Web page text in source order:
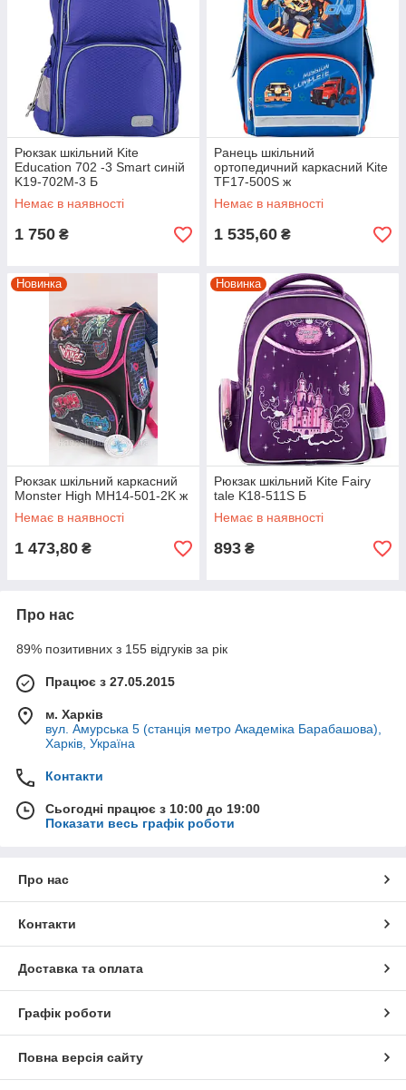
Рюкзак шкільний Kite
Education 702 -3 Smart синій
K19-702M-3 Б
Немає в наявності
1 750 ₴
Ранець шкільний
ортопедичний каркасний Kite
TF17-500S ж
Немає в наявності
1 535,60 ₴
Новинка
Рюкзак шкільний каркасний
Monster High MH14-501-2K ж
Немає в наявності
1 473,80 ₴
Новинка
Рюкзак шкільний Kite Fairy
tale K18-511S Б
Немає в наявності
893 ₴
Про нас
89% позитивних з 155 відгуків за рік
Працює з 27.05.2015
м. Харків
вул. Амурська 5 (станція метро Академіка Барабашова),
Харків, Україна
Контакти
Сьогодні працює з 10:00 до 19:00
Показати весь графік роботи
Про нас
Контакти
Доставка та оплата
Графік роботи
Повна версія сайту